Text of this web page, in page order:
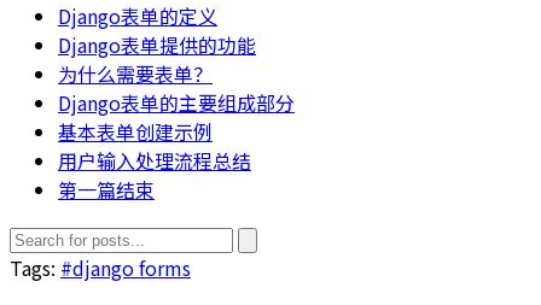
Django表单的定义
Django表单提供的功能
为什么需要表单？
Django表单的主要组成部分
基本表单创建示例
用户输入处理流程总结
第一篇结束
Tags: #django forms